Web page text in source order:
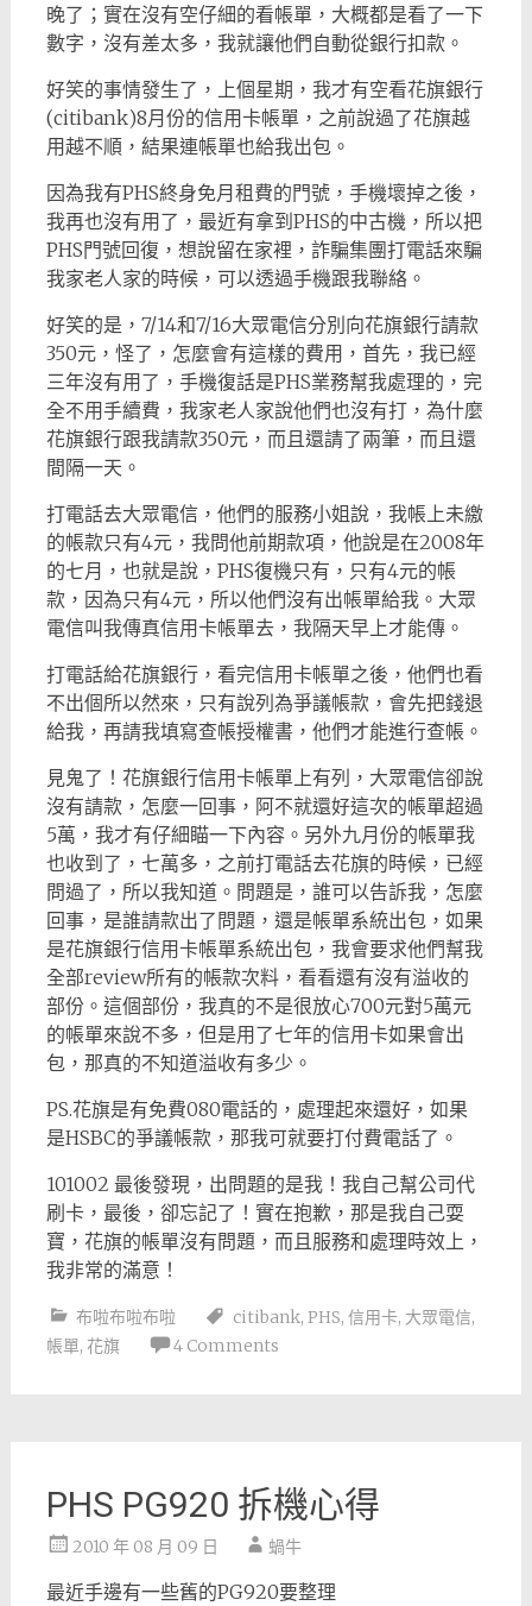
晚了；實在沒有空仔細的看帳單，大概都是看了一下
數字，沒有差太多，我就讓他們自動從銀行扣款。
好笑的事情發生了，上個星期，我才有空看花旗銀行
(citibank)8月份的信用卡帳單，之前說過了花旗越
用越不順，結果連帳單也給我出包。
因為我有PHS終身免月租費的門號，手機壞掉之後，
我再也沒有用了，最近有拿到PHS的中古機，所以把
PHS門號回復，想說留在家裡，詐騙集團打電話來騙
我家老人家的時候，可以透過手機跟我聯絡。
好笑的是，7/14和7/16大眾電信分別向花旗銀行請款
350元，怪了，怎麼會有這樣的費用，首先，我已經
三年沒有用了，手機復話是PHS業務幫我處理的，完
全不用手續費，我家老人家說他們也沒有打，為什麼
花旗銀行跟我請款350元，而且還請了兩筆，而且還
間隔一天。
打電話去大眾電信，他們的服務小姐說，我帳上未繳
的帳款只有4元，我問他前期款項，他說是在2008年
的七月，也就是說，PHS復機只有，只有4元的帳
款，因為只有4元，所以他們沒有出帳單給我。大眾
電信叫我傳真信用卡帳單去，我隔天早上才能傳。
打電話給花旗銀行，看完信用卡帳單之後，他們也看
不出個所以然來，只有說列為爭議帳款，會先把錢退
給我，再請我填寫查帳授權書，他們才能進行查帳。
見鬼了！花旗銀行信用卡帳單上有列，大眾電信卻說
沒有請款，怎麼一回事，阿不就還好這次的帳單超過
5萬，我才有仔細瞄一下內容。另外九月份的帳單我
也收到了，七萬多，之前打電話去花旗的時候，已經
問過了，所以我知道。問題是，誰可以告訴我，怎麼
回事，是誰請款出了問題，還是帳單系統出包，如果
是花旗銀行信用卡帳單系統出包，我會要求他們幫我
全部review所有的帳款次料，看看還有沒有溢收的
部份。這個部份，我真的不是很放心700元對5萬元
的帳單來說不多，但是用了七年的信用卡如果會出
包，那真的不知道溢收有多少。
PS.花旗是有免費080電話的，處理起來還好，如果
是HSBC的爭議帳款，那我可就要打付費電話了。
101002 最後發現，出問題的是我！我自己幫公司代
刷卡，最後，卻忘記了！實在抱歉，那是我自己耍
寶，花旗的帳單沒有問題，而且服務和處理時效上，
我非常的滿意！
布啦布啦布啦 citibank, PHS, 信用卡, 大眾電信,
帳單, 花旗 4 Comments
PHS PG920 拆機心得
2010 年 08 月 09 日 蝸牛
最近手邊有一些舊的PG920要整理